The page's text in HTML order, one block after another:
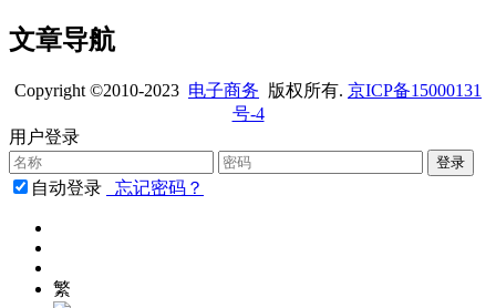
文章导航
Copyright ©2010-2023 电子商务 版权所有. 京ICP备15000131
号-4
用户登录
自动登录 忘记密码？
繁